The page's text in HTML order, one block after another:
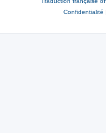
Confidentialité